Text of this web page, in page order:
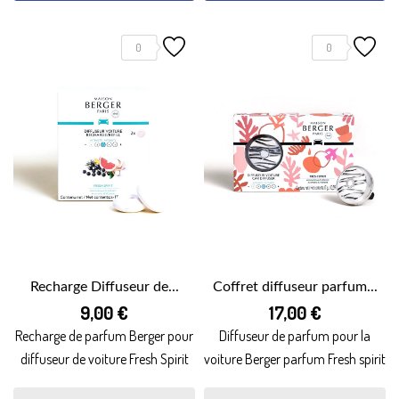
0
Recharge Diffuseur de...
9,00 €
Recharge de parfum Berger pour
diffuseur de voiture Fresh Spirit
0
Coffret diffuseur parfum...
17,00 €
Diffuseur de parfum pour la
voiture Berger parfum Fresh spirit